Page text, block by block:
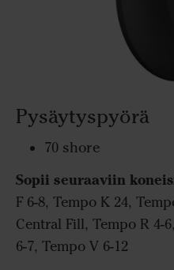
Pysäytyspyörä
70 shore
Sopii seuraaviin
F 6-8, Tempo K 24,
Central Fill, Tempo R 4-
6-7, Tempo V 6-12